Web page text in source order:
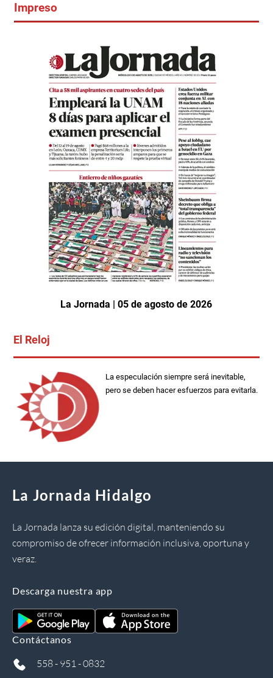
Impreso
La Jornada | 05 de agosto de 2026
El Reloj
La especulación siempre será inevitable,
pero se deben hacer esfuerzos para evitarla.
La Jornada Hidalgo
La Jornada lanza su edición digital, manteniendo su
compromiso de ofrecer información inclusiva, oportuna y
veraz.
Descarga nuestra app
Contáctanos
558 - 951 - 0832